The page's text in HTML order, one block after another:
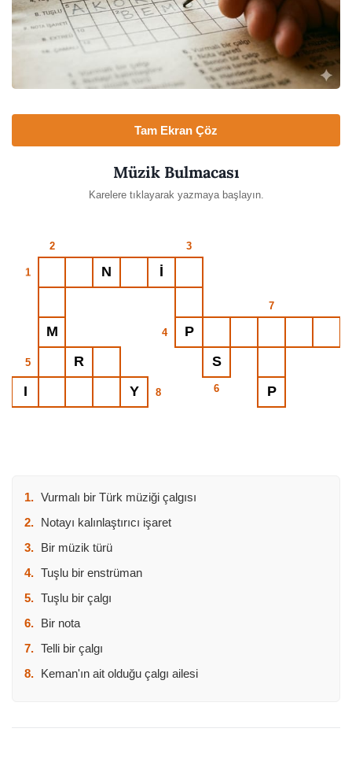
Tam Ekran Çöz
Müzik Bulmacası
Karelere tıklayarak yazmaya başlayın.
1
2 3
4
7
5
6
8
1. Vurmalı bir Türk müziği çalgısı
2. Notayı kalınlaştırıcı işaret
3. Bir müzik türü
4. Tuşlu bir enstrüman
5. Tuşlu bir çalgı
6. Bir nota
7. Telli bir çalgı
8. Keman'ın ait olduğu çalgı ailesi